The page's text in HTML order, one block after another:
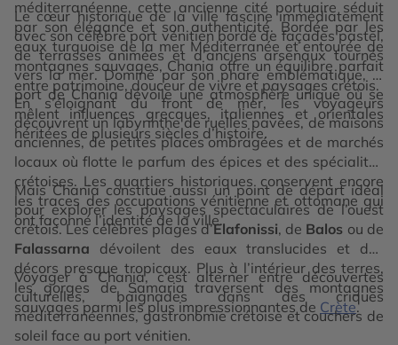
méditerranéenne, cette ancienne cité portuaire séduit
par son élégance et son authenticité. Bordée par les
eaux turquoise de la mer Méditerranée et entourée de
montagnes sauvages, Chania offre un équilibre parfait
entre patrimoine, douceur de vivre et paysages crétois.
Le cœur historique de la ville fascine immédiatement
avec son célèbre port vénitien bordé de façades pastel,
de terrasses animées et d’anciens arsenaux tournés
vers la mer. Dominé par son phare emblématique, le
port de Chania dévoile une atmosphère unique où se
mêlent influences grecques, italiennes et orientales
héritées de plusieurs siècles d’histoire.
En s’éloignant du front de mer, les voyageurs
découvrent un labyrinthe de ruelles pavées, de maisons
anciennes, de petites places ombragées et de marchés
locaux où flotte le parfum des épices et des spécialités
crétoises. Les quartiers historiques conservent encore
les traces des occupations vénitienne et ottomane qui
ont façonné l’identité de la ville.
Mais Chania constitue aussi un point de départ idéal
pour explorer les paysages spectaculaires de l’ouest
crétois. Les célèbres plages d’Elafonissi, de Balos ou de
Falassarna dévoilent des eaux translucides et des
décors presque tropicaux. Plus à l’intérieur des terres,
les gorges de Samaria traversent des montagnes
sauvages parmi les plus impressionnantes de Crète.
Voyager à Chania, c’est alterner entre découvertes
culturelles, baignades dans des criques
méditerranéennes, gastronomie crétoise et couchers de
soleil face au port vénitien.